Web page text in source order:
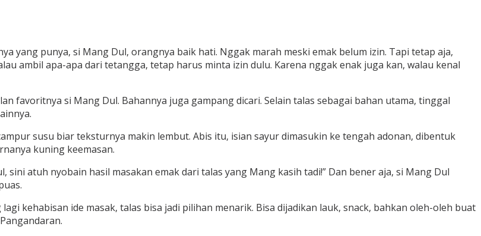
yang punya, si Mang Dul, orangnya baik hati. Nggak marah meski emak belum izin. Tapi tetap aja,
ambil apa-apa dari tetangga, tetap harus minta izin dulu. Karena nggak enak juga kan, walau kenal
favoritnya si Mang Dul. Bahannya juga gampang dicari. Selain talas sebagai bahan utama, tinggal
susu biar teksturnya makin lembut. Abis itu, isian sayur dimasukin ke tengah adonan, dibentuk
kuning keemasan.
atuh nyobain hasil masakan emak dari talas yang Mang kasih tadi!” Dan bener aja, si Mang Dul
kehabisan ide masak, talas bisa jadi pilihan menarik. Bisa dijadikan lauk, snack, bahkan oleh-oleh buat